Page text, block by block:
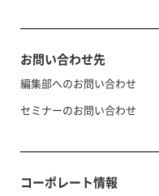
お問い合わせ先
編集部へのお問い合わせ
セミナーのお問い合わせ
コーポレート情報